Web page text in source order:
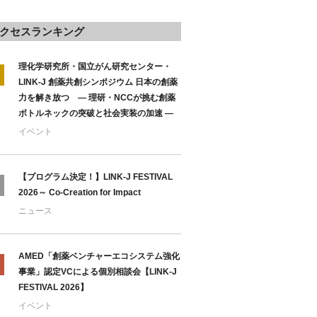
セスランキング
理化学研究所・国立がん研究センター・
LINK-J 創薬共創シンポジウム 日本の創薬
力を解き放つ ― 理研・NCCが挑む創薬
ボトルネックの突破と社会実装の加速 ―
イベント
【プログラム決定！】LINK-J FESTIVAL
2026～ Co-Creation for Impact
ニュース
AMED「創薬ベンチャーエコシステム強化
事業」認定VCによる個別相談会【LINK-J
FESTIVAL 2026】
イベント